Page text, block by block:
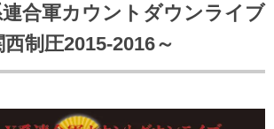
合軍カウントダウンライブ
制圧2015-2016～